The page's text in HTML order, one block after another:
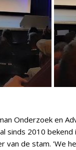
Onderzoek en
sinds 2010
de stam. 'We